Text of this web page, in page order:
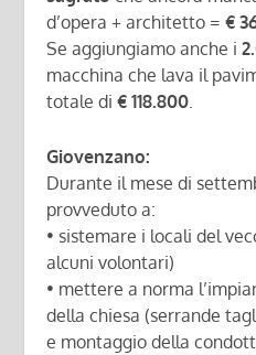
d’opera + architetto =€
Se aggiungiamo anche i
macchina che lava il
totale di€ 118.800.
Giovenzano:
Durante il mese di
provveduto a:
• sistemare i locali del
alcuni volontari)
• mettere a norma
della chiesa (serrande
e montaggio della